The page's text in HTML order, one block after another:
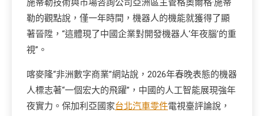
施蒂勒技術與市場咨詢公司亞洲區主管格奧爾格·施蒂
勒的觀點說，僅一年時間，機器人的機能就獲得了顯
著晉陞，“這體現了中國企業對開發機器人‘年夜腦’的重
視”。
喀麥隆“非洲數字商業”網站說，2026年春晚表態的機器
人標志著“一個宏大的飛躍”，中國的人工智能展現強年
夜實力。保加利亞國家台北汽車零件電視臺評論說，